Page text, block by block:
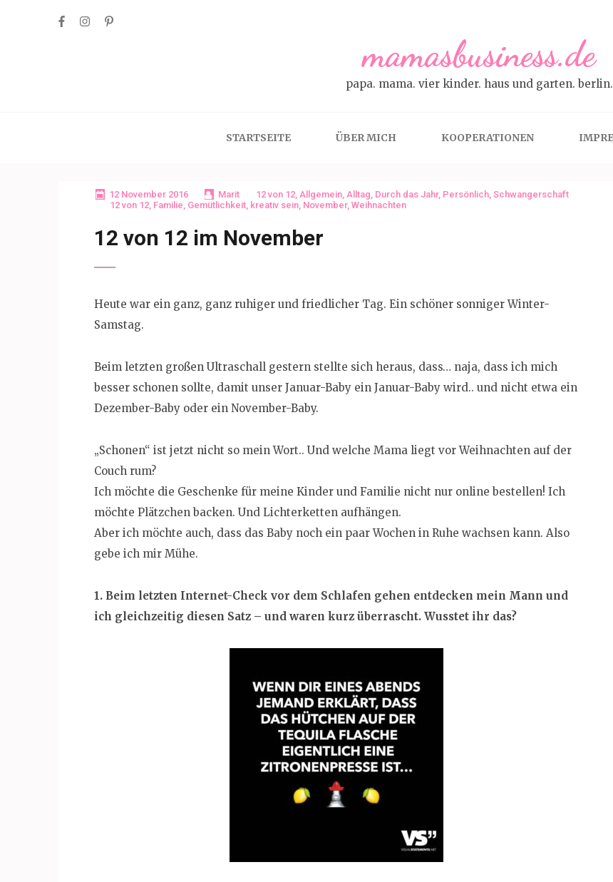
mamasbusiness.de
papa. mama. vier kinder. haus und garten. berlin.
STARTSEITE ÜBER MICH KOOPERATIONEN
12 November 2016 Marit 12 von 12, Allgemein, Alltag, Durch das Jahr, Persönlich, Schwangerschaft
12 von 12, Familie, Gemütlichkeit, kreativ sein, November, Weihnachten
12 von 12 im November
Heute war ein ganz, ganz ruhiger und friedlicher Tag. Ein schöner sonniger Winter-
Samstag.
Beim letzten großen Ultraschall gestern stellte sich heraus, dass… naja, dass ich mich
besser schonen sollte, damit unser Januar-Baby ein Januar-Baby wird.. und nicht etwa ein
Dezember-Baby oder ein November-Baby.
„Schonen“ ist jetzt nicht so mein Wort.. Und welche Mama liegt vor Weihnachten auf der
Couch rum?
Ich möchte die Geschenke für meine Kinder und Familie nicht nur online bestellen! Ich
möchte Plätzchen backen. Und Lichterketten aufhängen.
Aber ich möchte auch, dass das Baby noch ein paar Wochen in Ruhe wachsen kann. Also
gebe ich mir Mühe.
1. Beim letzten Internet-Check vor dem Schlafen gehen entdecken mein Mann und
ich gleichzeitig diesen Satz – und waren kurz überrascht. Wusstet ihr das?